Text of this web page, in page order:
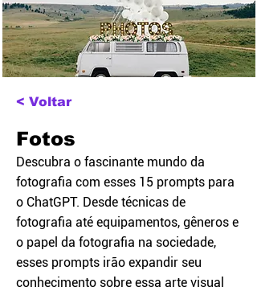
< Voltar
Fotos
Descubra o fascinante mundo da
fotografia com esses 15 prompts para
o ChatGPT. Desde técnicas de
fotografia até equipamentos, gêneros e
o papel da fotografia na sociedade,
esses prompts irão expandir seu
conhecimento sobre essa arte visual